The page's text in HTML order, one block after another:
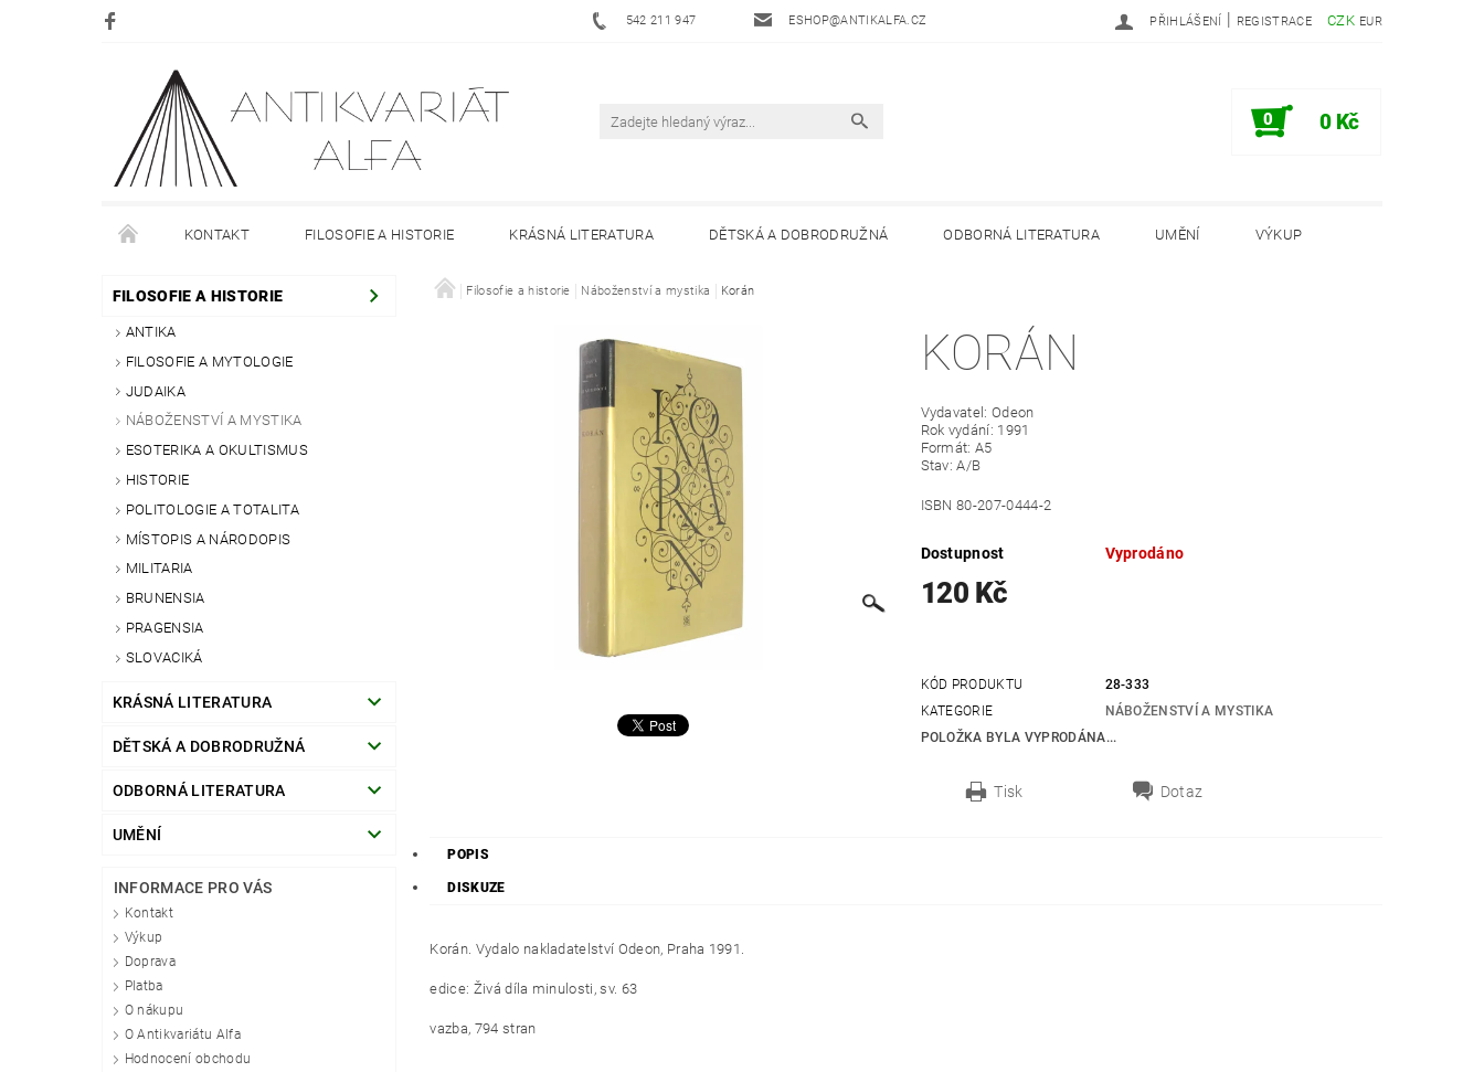
542 211 947 ESHOP@ANTIKALFA.CZ CZK EUR
PŘIHLÁŠENÍ | REGISTRACE
0 0 Kč
KONTAKT FILOSOFIE A HISTORIE KRÁSNÁ LITERATURA DĚTSKÁ A DOBRODRUŽNÁ ODBORNÁ LITERATURA UMĚNÍ VÝKUP
DOPRAVA PLATBA O NÁKUPU O ANTIKVARIÁTU ALFA HODNOCENÍ OBCHODU
FILOSOFIE A HISTORIE
ANTIKA
FILOSOFIE A MYTOLOGIE
JUDAIKA
NÁBOŽENSTVÍ A MYSTIKA
ESOTERIKA A OKULTISMUS
HISTORIE
POLITOLOGIE A TOTALITA
MÍSTOPIS A NÁRODOPIS
MILITARIA
BRUNENSIA
PRAGENSIA
SLOVACIKÁ
KRÁSNÁ LITERATURA
DĚTSKÁ A DOBRODRUŽNÁ
ODBORNÁ LITERATURA
UMĚNÍ
INFORMACE PRO VÁS
Kontakt
Výkup
Doprava
Platba
O nákupu
O Antikvariátu Alfa
Hodnocení obchodu
Filosofie a historie Náboženství a mystika Korán
KORÁN
Vydavatel: Odeon
Rok vydání: 1991
Formát: A5
Stav: A/B
ISBN 80-207-0444-2
Dostupnost Vyprodáno
120 Kč
KÓD PRODUKTU
28-333
KATEGORIE
NÁBOŽENSTVÍ A MYSTIKA
POLOŽKA BYLA VYPRODÁNA...
Tisk Dotaz
POPIS
DISKUZE
Korán. Vydalo nakladatelství Odeon, Praha 1991.
edice: Živá díla minulosti, sv. 63
vazba, 794 stran